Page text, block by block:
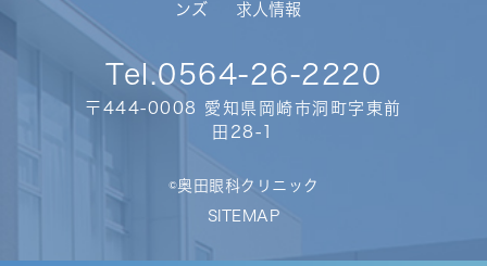
ンズ
求人情報
Tel. 0564-26-2220
〒444-0008 愛知県岡崎市洞町字東前
田28-1
©奥田眼科クリニック
SITEMAP